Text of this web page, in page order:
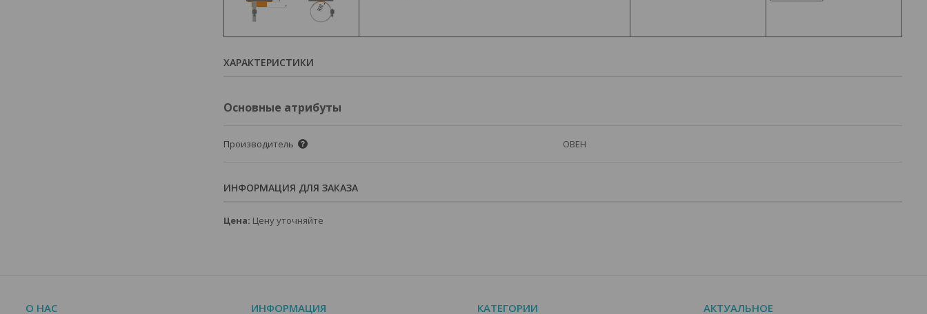
ХАРАКТЕРИСТИКИ
Основные атрибуты
Производитель ОВЕН
ИНФОРМАЦИЯ ДЛЯ ЗАКАЗА
Цена: Цену уточняйте
О НАС ИНФОРМАЦИЯ КАТЕГОРИИ АКТУАЛЬНОЕ